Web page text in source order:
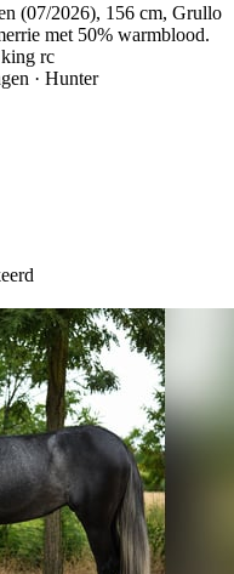
(07/2026), 156 cm, Grullo
met 50% warmblood.
rc
· Hunter